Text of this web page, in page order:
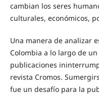
cambian los seres
culturales, económicos,
Una manera de analizar
Colombia a lo largo de
publicaciones
revista Cromos.
fue un desafío para la